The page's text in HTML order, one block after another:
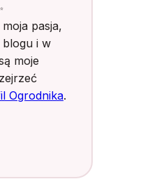
pasja,
blogu i w
moje
Ogrodnika.